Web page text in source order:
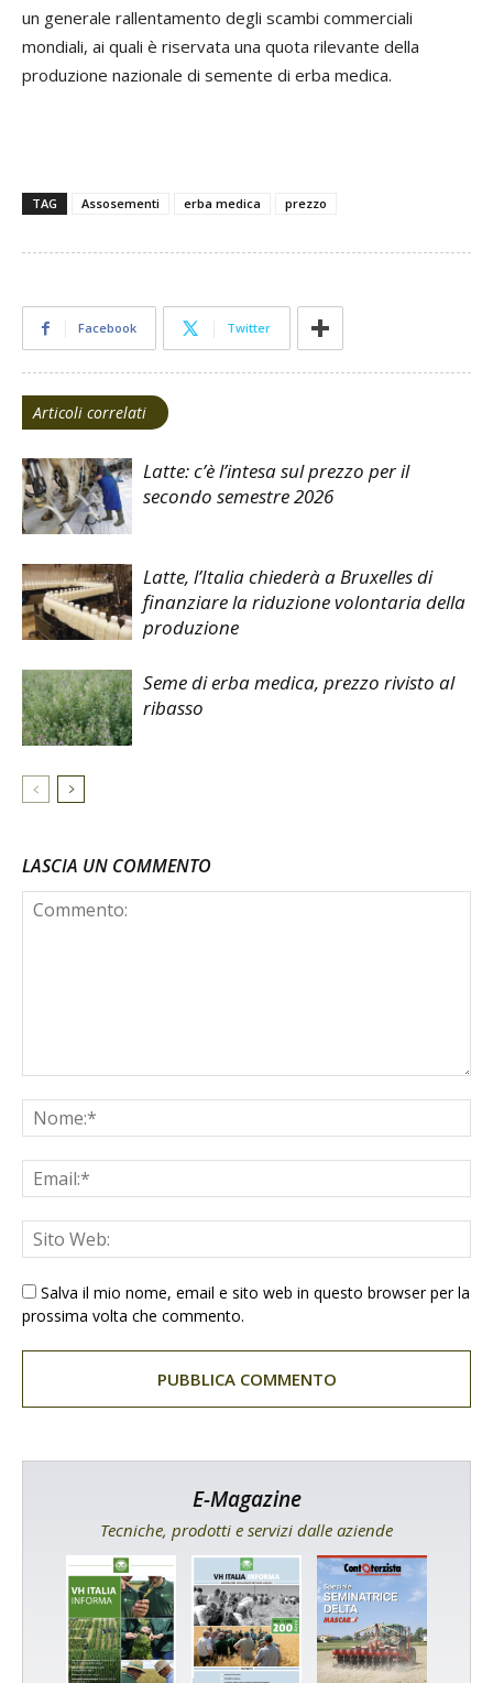
un generale rallentamento degli scambi commerciali
mondiali, ai quali è riservata una quota rilevante della
produzione nazionale di semente di erba medica.
TAG Assosementi erba medica prezzo
Facebook Twitter
Articoli correlati
Latte: c’è l’intesa sul prezzo per il
secondo semestre 2026
Latte, l’Italia chiederà a Bruxelles di
finanziare la riduzione volontaria della
produzione
Seme di erba medica, prezzo rivisto al
ribasso
LASCIA UN COMMENTO
Salva il mio nome, email e sito web in questo browser per la
prossima volta che commento.
E-Magazine
Tecniche, prodotti e servizi dalle aziende